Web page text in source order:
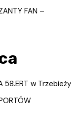
FAN –
58.ERT w Trzebieży